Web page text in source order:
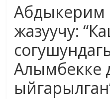
Абдыкерим
жазуучу:
Алымбекке